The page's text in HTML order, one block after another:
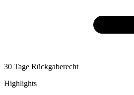
30 Tage Rückgaberecht
Highlights